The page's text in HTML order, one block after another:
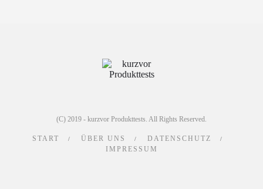
(C) 2019 - kurzvor Produkttests. All Rights Reserved.
START ÜBER UNS
DATENSCHUTZ
IMPRESSUM